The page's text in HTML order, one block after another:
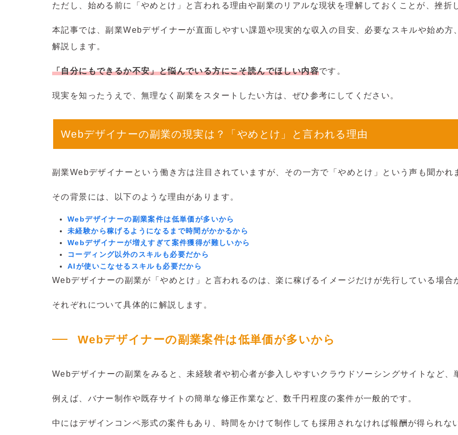
ただし、始める前に「やめとけ」と言われる理由や副業のリアルな現状を理解しておくことが、挫折
本記事では、副業Webデザイナーが直面しやすい課題や現実的な収入の目安、必要なスキルや始め方
解説します。
「自分にもできるか不安」と悩んでいる方にこそ読んでほしい内容です。
現実を知ったうえで、無理なく副業をスタートしたい方は、ぜひ参考にしてください。
Webデザイナーの副業の現実は？「やめとけ」と言われる理由
副業Webデザイナーという働き方は注目されていますが、その一方で「やめとけ」という声も聞かれ
その背景には、以下のような理由があります。
Webデザイナーの副業案件は低単価が多いから
未経験から稼げるようになるまで時間がかかるから
Webデザイナーが増えすぎて案件獲得が難しいから
コーディング以外のスキルも必要だから
AIが使いこなせるスキルも必要だから
Webデザイナーの副業が「やめとけ」と言われるのは、楽に稼げるイメージだけが先行している場合
それぞれについて具体的に解説します。
Webデザイナーの副業案件は低単価が多いから
Webデザイナーの副業をみると、未経験者や初心者が参入しやすいクラウドソーシングサイトなど、
例えば、バナー制作や既存サイトの簡単な修正作業など、数千円程度の案件が一般的です。
中にはデザインコンペ形式の案件もあり、時間をかけて制作しても採用されなければ報酬が得られな